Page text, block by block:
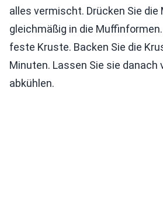
alles vermischt. Drücken Sie die
gleichmäßig in die
feste Kruste. Backen Sie die
Minuten. Lassen Sie sie danach
abkühlen.